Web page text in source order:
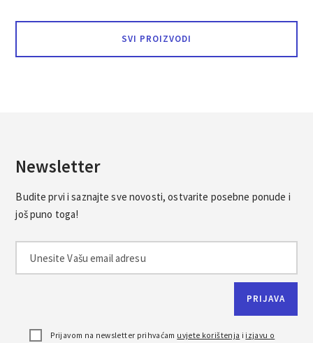
SVI PROIZVODI
Newsletter
Budite prvi i saznajte sve novosti, ostvarite posebne ponude i
još puno toga!
Prijavom na newsletter prihvaćam uvjete korištenja i izjavu o